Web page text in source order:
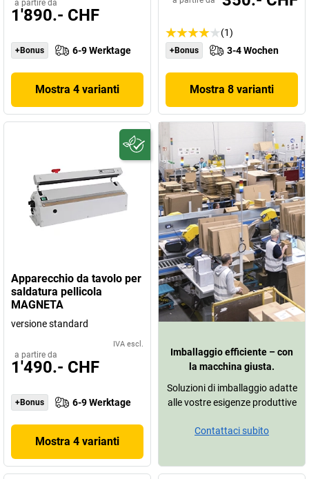
a partire da
1'890.- CHF
+Bonus 6-9 Werktage
Mostra 4 varianti
(1)
+Bonus 3-4 Wochen
Mostra 8 varianti
Apparecchio da tavolo per
saldatura pellicola
MAGNETA
versione standard
IVA escl.
a partire da
1'490.- CHF
+Bonus 6-9 Werktage
Mostra 4 varianti
Imballaggio efficiente – con
la macchina giusta.
Soluzioni di imballaggio adatte
alle vostre esigenze produttive
Contattaci subito